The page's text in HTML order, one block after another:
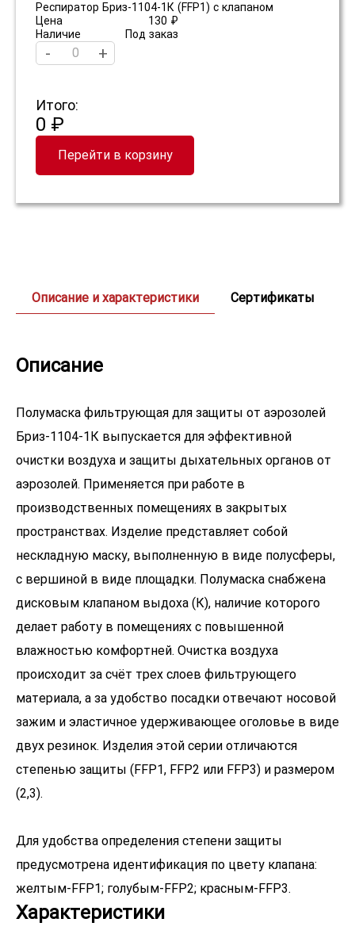
Респиратор Бриз-1104-1К (FFP1) с клапаном
Цена
130 ₽
Наличие
Под заказ
- +
Итого:
0 ₽
Перейти в корзину
Описание и характеристики Сертификаты
Описание
Полумаска фильтрующая для защиты от аэрозолей
Бриз-1104-1К выпускается для эффективной
очистки воздуха и защиты дыхательных органов от
аэрозолей. Применяется при работе в
производственных помещениях в закрытых
пространствах. Изделие представляет собой
нескладную маску, выполненную в виде полусферы,
с вершиной в виде площадки. Полумаска снабжена
дисковым клапаном выдоха (К), наличие которого
делает работу в помещениях с повышенной
влажностью комфортней. Очистка воздуха
происходит за счёт трех слоев фильтрующего
материала, а за удобство посадки отвечают носовой
зажим и эластичное удерживающее оголовье в виде
двух резинок. Изделия этой серии отличаются
степенью защиты (FFP1, FFP2 или FFP3) и размером
(2,3).
Для удобства определения степени защиты
предусмотрена идентификация по цвету клапана:
Характеристики